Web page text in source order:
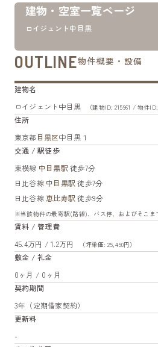
建物・空室一覧ページ
ロイジェント中目黒
OUTLINE物件概要・設備
建物名
ロイジェント中目黒
（建物ID: 215961 / 物件ID:
住所
東京都 目黒区中目黒１
交通 / 駅徒歩
東横線 中目黒駅 徒歩7分
日比谷線 中目黒駅 徒歩7分
日比谷線 恵比寿駅 徒歩9分
※当該物件の最寄駅(路線)、バス停、およびそこま
賃料 / 管理費
45.4万円 / 1.2万円
（坪単価: 25,450円）
敷金 / 礼金
0ヶ月 / 0ヶ月
契約期間
3年（定期借家契約）
更新料
-